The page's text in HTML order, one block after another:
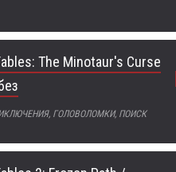
The Minotaur's Curse
ГОЛОВОЛОМКИ, ПОИСК